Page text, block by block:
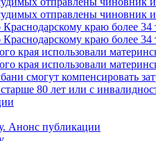
отправлены чиновник
краю более
краю более
края использовали
края использовали
смогут компенсировать
80 лет или с
Анонс публикации